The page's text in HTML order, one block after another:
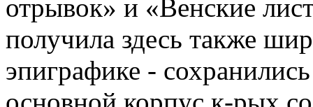
отрывок» и «Венские
получила здесь также
эпиграфике -